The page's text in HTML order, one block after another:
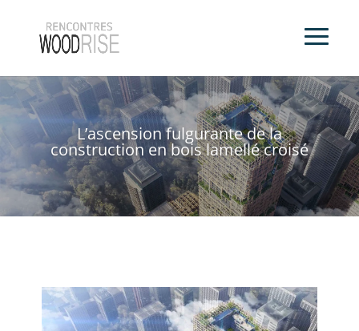
L’ascension fulgurante de la
construction en bois lamellé croisé